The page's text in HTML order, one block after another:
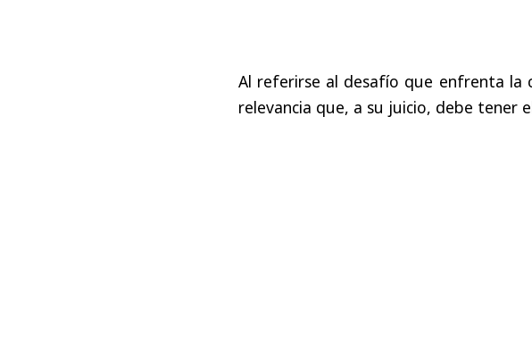
Al referirse al desafío que enfrenta la
relevancia que, a su juicio, debe tener